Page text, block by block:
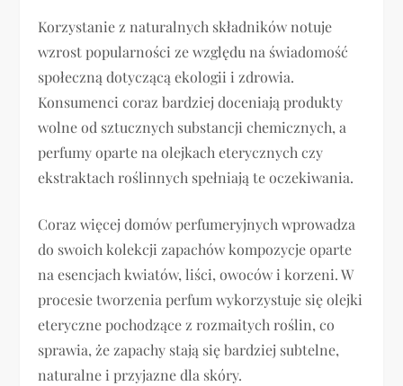
Korzystanie z naturalnych składników notuje
wzrost popularności ze względu na świadomość
społeczną dotyczącą ekologii i zdrowia.
Konsumenci coraz bardziej doceniają produkty
wolne od sztucznych substancji chemicznych, a
perfumy oparte na olejkach eterycznych czy
ekstraktach roślinnych spełniają te oczekiwania.
Coraz więcej domów perfumeryjnych wprowadza
do swoich kolekcji zapachów kompozycje oparte
na esencjach kwiatów, liści, owoców i korzeni. W
procesie tworzenia perfum wykorzystuje się olejki
eteryczne pochodzące z rozmaitych roślin, co
sprawia, że zapachy stają się bardziej subtelne,
naturalne i przyjazne dla skóry.